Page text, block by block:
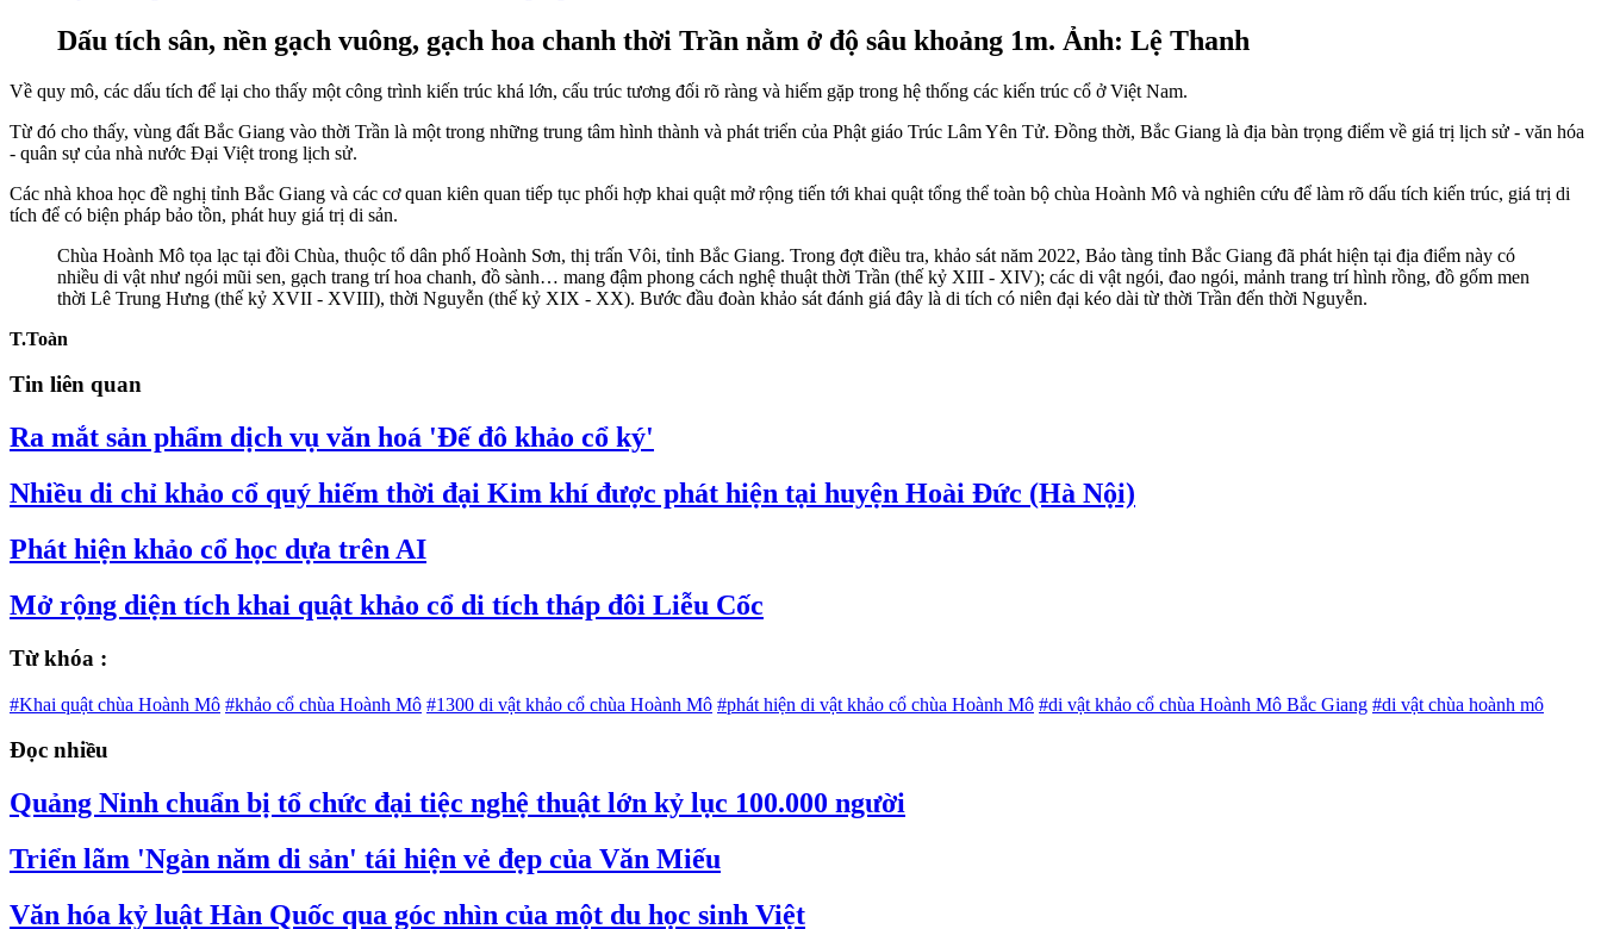
Dấu tích sân, nền gạch vuông, gạch hoa chanh thời Trần nằm ở độ sâu khoảng 1m. Ảnh: Lệ Thanh
Về quy mô, các dấu tích để lại cho thấy một công trình kiến trúc khá lớn, cấu trúc tương đối rõ ràng và hiếm gặp trong hệ thống các kiến trúc cổ ở Việt Nam.
Từ đó cho thấy, vùng đất Bắc Giang vào thời Trần là một trong những trung tâm hình thành và phát triển của Phật giáo Trúc Lâm Yên Tử. Đồng thời, Bắc Giang là địa bàn trọng điểm về giá trị lịch sử - văn hóa
- quân sự của nhà nước Đại Việt trong lịch sử.
Các nhà khoa học đề nghị tỉnh Bắc Giang và các cơ quan kiên quan tiếp tục phối hợp khai quật mở rộng tiến tới khai quật tổng thể toàn bộ chùa Hoành Mô và nghiên cứu để làm rõ dấu tích kiến trúc, giá trị di
tích để có biện pháp bảo tồn, phát huy giá trị di sản.
Chùa Hoành Mô tọa lạc tại đồi Chùa, thuộc tổ dân phố Hoành Sơn, thị trấn Vôi, tỉnh Bắc Giang. Trong đợt điều tra, khảo sát năm 2022, Bảo tàng tỉnh Bắc Giang đã phát hiện tại địa điểm này có
nhiều di vật như ngói mũi sen, gạch trang trí hoa chanh, đồ sành… mang đậm phong cách nghệ thuật thời Trần (thế kỷ XIII - XIV); các di vật ngói, đao ngói, mảnh trang trí hình rồng, đồ gốm men
thời Lê Trung Hưng (thế kỷ XVII - XVIII), thời Nguyễn (thế kỷ XIX - XX). Bước đầu đoàn khảo sát đánh giá đây là di tích có niên đại kéo dài từ thời Trần đến thời Nguyễn.
T.Toàn
Tin liên quan
Ra mắt sản phẩm dịch vụ văn hoá 'Đế đô khảo cổ ký'
Nhiều di chỉ khảo cổ quý hiếm thời đại Kim khí được phát hiện tại huyện Hoài Đức (Hà Nội)
Phát hiện khảo cổ học dựa trên AI
Mở rộng diện tích khai quật khảo cổ di tích tháp đôi Liễu Cốc
Từ khóa :
#Khai quật chùa Hoành Mô #khảo cổ chùa Hoành Mô #1300 di vật khảo cổ chùa Hoành Mô #phát hiện di vật khảo cổ chùa Hoành Mô #di vật khảo cổ chùa Hoành Mô Bắc Giang #di vật chùa hoành mô
Đọc nhiều
Quảng Ninh chuẩn bị tổ chức đại tiệc nghệ thuật lớn kỷ lục 100.000 người
Triển lãm 'Ngàn năm di sản' tái hiện vẻ đẹp của Văn Miếu
Văn hóa kỷ luật Hàn Quốc qua góc nhìn của một du học sinh Việt